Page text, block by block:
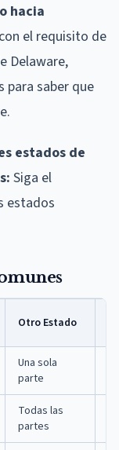
hacia
el requisito de
Delaware,
para saber que
estados de
Siga el
estados
Otro Estado
Una sola
parte
Todas las
partes